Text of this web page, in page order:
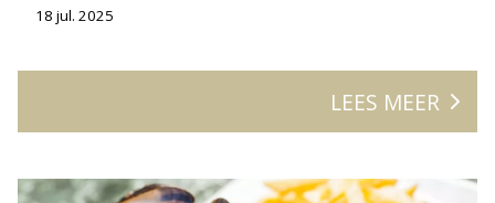
18 jul. 2025
LEES MEER